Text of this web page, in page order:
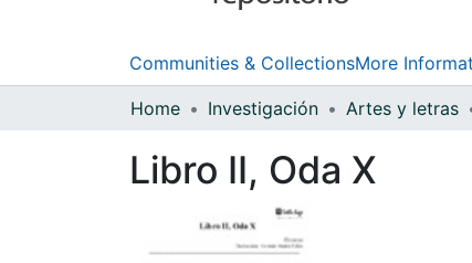
Communities & CollectionsMore
Home Investigación Artes y letras
Libro II, Oda X